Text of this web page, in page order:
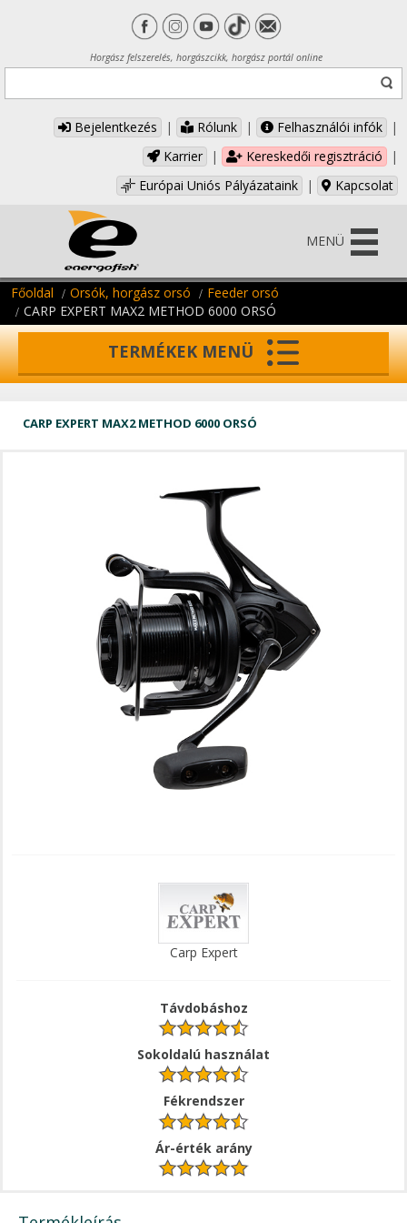
Horgász felszerelés, horgászcikk, horgász portál online
Bejelentkezés | Rólunk | Felhasználói infók
|
Karrier
| Kereskedői regisztráció
|
Európai Uniós Pályázataink
| Kapcsolat
MENÜ
Főoldal Orsók, horgász orsó
Feeder orsó
CARP EXPERT MAX2 METHOD 6000 ORSÓ
TERMÉKEK MENÜ
CARP EXPERT MAX2 METHOD 6000 ORSÓ
Carp Expert
Távdobáshoz
Sokoldalú használat
Fékrendszer
Ár-érték arány